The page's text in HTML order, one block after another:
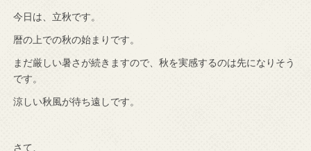
今日は、立秋です。
暦の上での秋の始まりです。
まだ厳しい暑さが続きますので、秋を実感するのは先になりそう
です。
涼しい秋風が待ち遠しです。
さて、